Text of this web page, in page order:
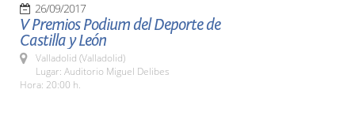
26/09/2017
V Premios Podium del Deporte de
Castilla y León
Valladolid (Valladolid)
Lugar: Auditorio Miguel Delibes
Hora: 20:00 h.